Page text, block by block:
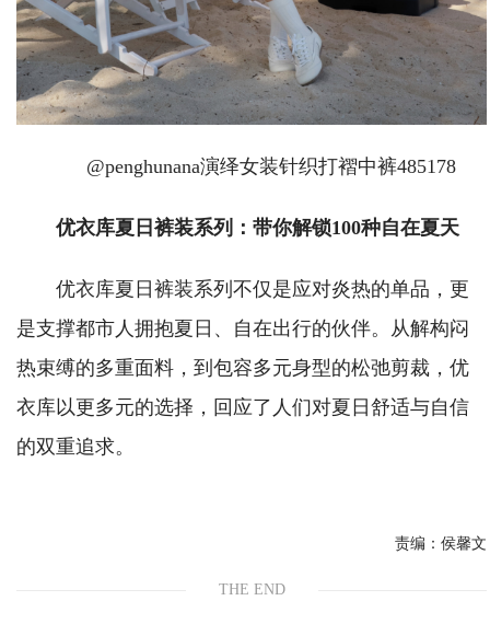
@penghunana演绎女装针织打褶中裤485178
优衣库夏日裤装系列：带你解锁100种自在夏天
优衣库夏日裤装系列不仅是应对炎热的单品，更
是支撑都市人拥抱夏日、自在出行的伙伴。从解构闷
热束缚的多重面料，到包容多元身型的松弛剪裁，优
衣库以更多元的选择，回应了人们对夏日舒适与自信
的双重追求。
责编： 侯馨文
THE END